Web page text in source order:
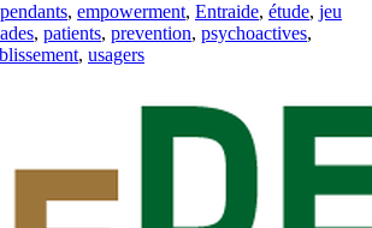
, empowerment, Entraide, étude, jeu
, patients, prevention, psychoactives,
, usagers